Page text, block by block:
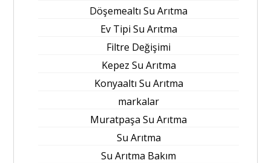
Döşemealtı Su Arıtma
Ev Tipi Su Arıtma
Filtre Değişimi
Kepez Su Arıtma
Konyaaltı Su Arıtma
markalar
Muratpaşa Su Arıtma
Su Arıtma
Su Arıtma Bakım